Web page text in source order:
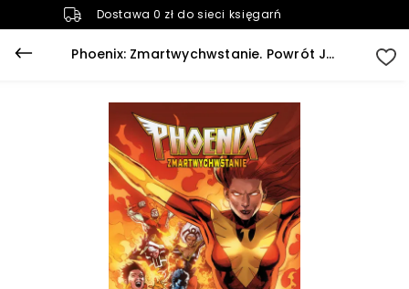
Dostawa 0 zł do sieci księgarń
Phoenix: Zmartwychwstanie. Powrót Jean Grey